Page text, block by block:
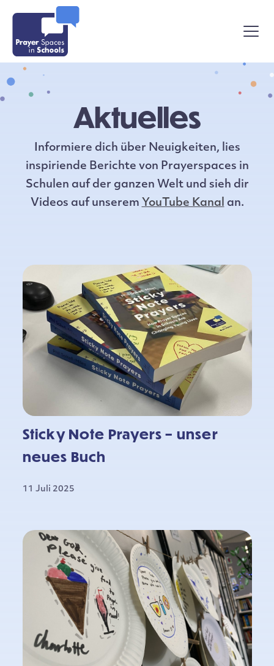
Aktuelles
Informiere dich über Neuigkeiten, lies
inspiriende Berichte von Prayerspaces in
Schulen auf der ganzen Welt und sieh dir
Videos auf unserem YouTube Kanal an.
Sticky Note Prayers – unser
neues Buch
11 Juli 2025